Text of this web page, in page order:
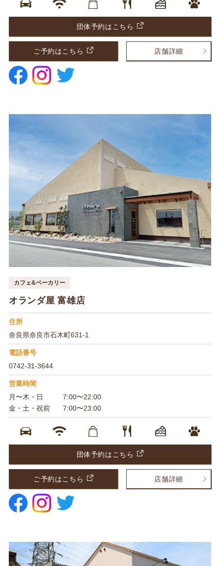
団体予約はこちら
ご予約はこちら 店舗詳細
カフェ&ベーカリー
オランダ屋 富雄店
住所
奈良県奈良市石木町631-1
電話番号
0742-31-3644
営業時間
月〜木・日
7:00〜22:00
金・土・祝前
7:00〜23:00
団体予約はこちら
ご予約はこちら 店舗詳細